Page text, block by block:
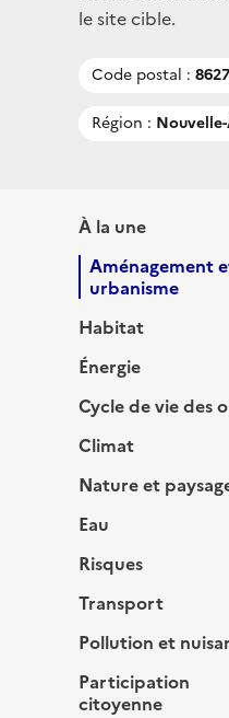
le site cible.
Code postal :
Région :
À la une
Aménagement
urbanisme
Habitat
Énergie
Cycle de vie des
Climat
Nature et
Eau
Risques
Transport
Pollution et
Participation
citoyenne